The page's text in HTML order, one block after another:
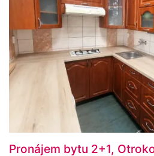
Pronájem bytu 2+1,